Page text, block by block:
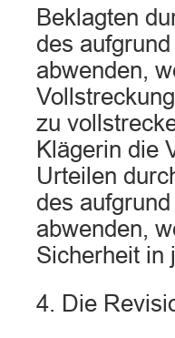
Beklagten
des
abwenden,
zu
Klägerin die
Urteilen
des
abwenden,
Sicherheit in
4. Die